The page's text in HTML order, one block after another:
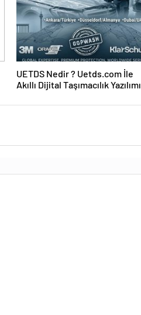
UETDS Nedir ? Uetds.com İle
Akıllı Dijital Taşımacılık Yazılımı